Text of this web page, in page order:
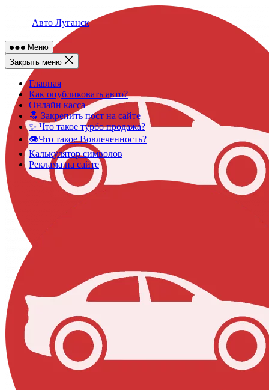
Авто Луганск
Меню
Закрыть меню
Главная
Как опубликовать авто?
Онлайн касса
🔝 Закрепить пост на сайте
✨ Что такое турбо продажа?
👁️Что такое Вовлеченность?
Калькулятор символов
Реклама на сайте